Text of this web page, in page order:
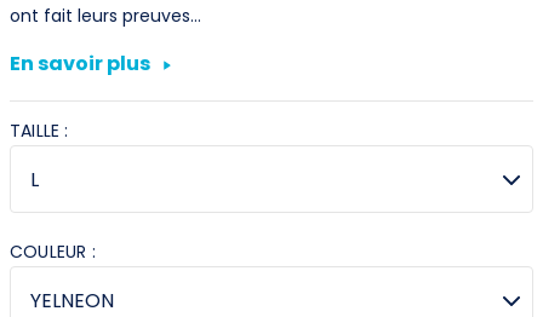
ont fait leurs preuves…
En savoir plus
TAILLE :
COULEUR :